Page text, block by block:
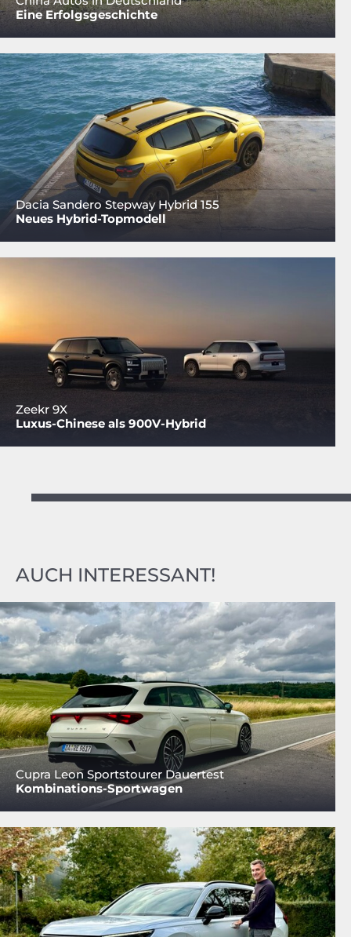
Eine Erfolgsgeschichte
Dacia Sandero Stepway Hybrid 155
Neues Hybrid-Topmodell
Zeekr 9X
Luxus-Chinese als 900V-Hybrid
AUCH INTERESSANT!
Cupra Leon Sportstourer Dauertest
Kombinations-Sportwagen